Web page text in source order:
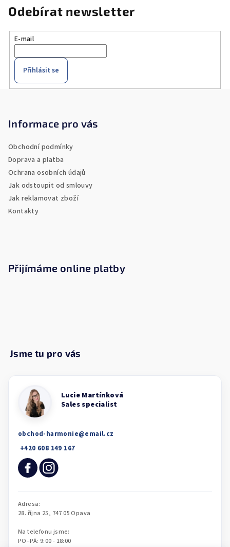
Odebírat newsletter
E-mail
Přihlásit se
Informace pro vás
Obchodní podmínky
Doprava a platba
Ochrana osobních údajů
Jak odstoupit od smlouvy
Jak reklamovat zboží
Kontakty
Přijímáme online platby
obchod-harmonie@email.cz